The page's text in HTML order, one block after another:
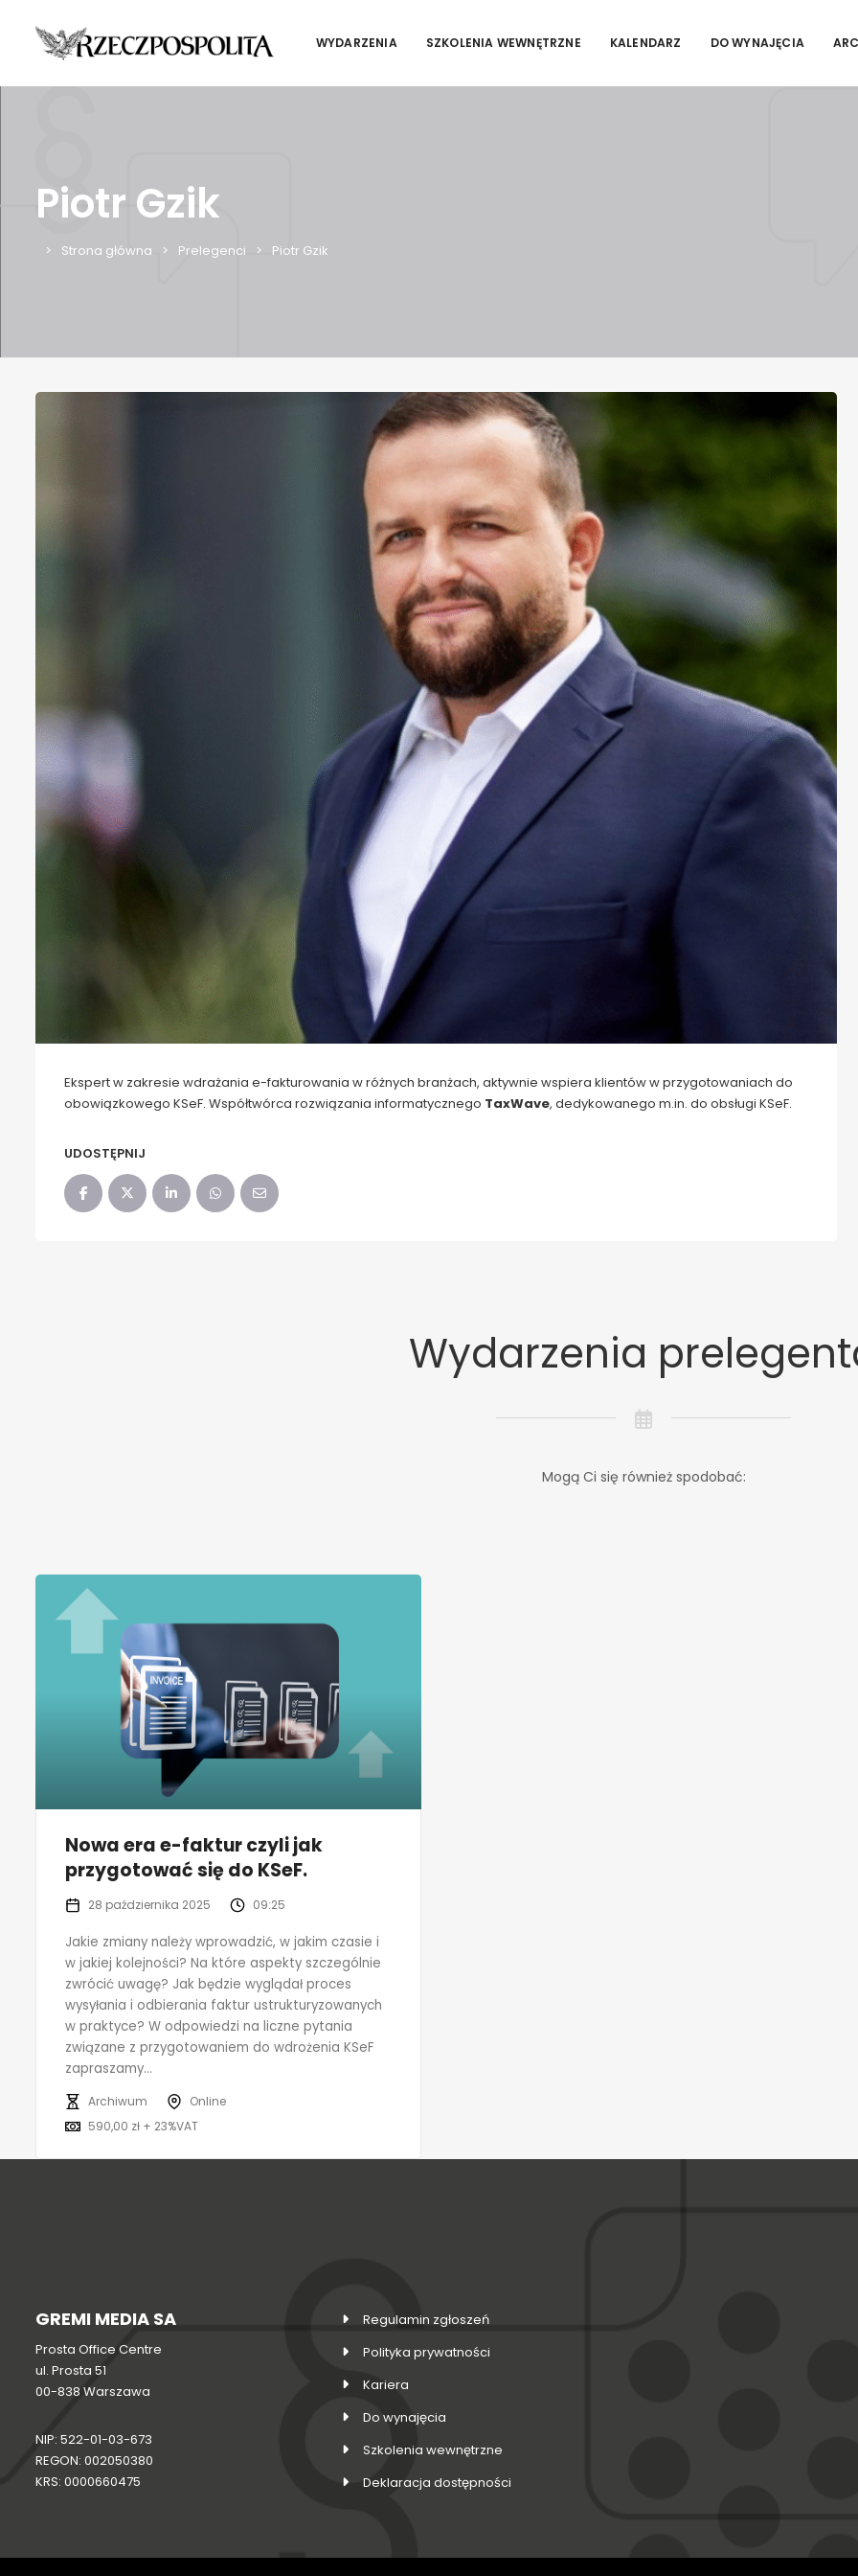
WYDARZENIA SZKOLENIA WEWNĘTRZNE KALENDARZ DO WYNAJĘCIA
Piotr Gzik
Strona główna Prelegenci Piotr Gzik
Ekspert w zakresie wdrażania e-fakturowania w różnych branżach, aktywnie wspiera klientów w przygotowaniach do
obowiązkowego KSeF. Współtwórca rozwiązania informatycznego TaxWave, dedykowanego m.in. do obsługi KSeF.
UDOSTĘPNIJ
Wydarzenia
Mogą Ci się również spodobać:
Nowa era e-faktur czyli jak
przygotować się do KSeF.
28 października 2025 09:25
Jakie zmiany należy wprowadzić, w jakim czasie i
w jakiej kolejności? Na które aspekty szczególnie
zwrócić uwagę? Jak będzie wyglądał proces
wysyłania i odbierania faktur ustrukturyzowanych
w praktyce? W odpowiedzi na liczne pytania
związane z przygotowaniem do wdrożenia KSeF
zapraszamy...
Archiwum
Online
590,00 zł + 23%VAT
GREMI MEDIA SA
Prosta Office Centre
ul. Prosta 51
00-838 Warszawa
NIP: 522-01-03-673
REGON: 002050380
KRS: 0000660475
Regulamin zgłoszeń
Polityka prywatności
Kariera
Do wynajęcia
Szkolenia wewnętrzne
Deklaracja dostępności